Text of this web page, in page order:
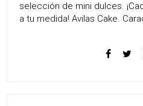
selección de mini dulces.
a tu medida! Avilas Cake.